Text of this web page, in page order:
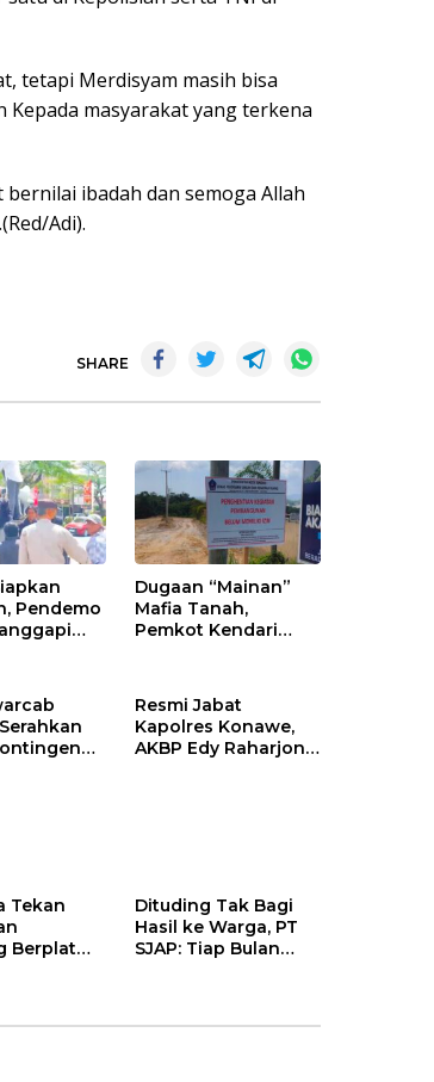
tetapi Merdisyam masih bisa
masyarakat yang terkena
ibadah dan semoga Allah
Adi).
SHARE
Pendemo
Dugaan “Mainan”
Mafia Tanah,
Pemkot Kendari
Puwatu
Resmi Jabat
Kapolres Konawe,
AKBP Edy Raharjono
Tekan
Berplat
Dituding Tak Bagi
Hasil ke Warga, PT
SJAP: Tiap Bulan